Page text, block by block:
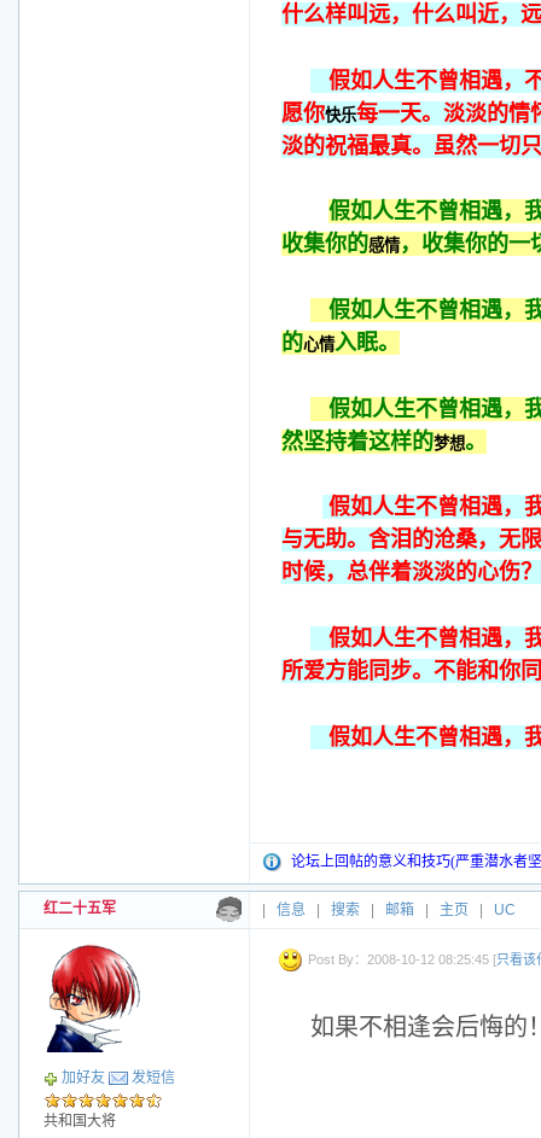
什么样叫远，什么叫近，
假如人生不曾相遇，
愿你快乐每一天。淡淡的情
淡的祝福最真。虽然一切
假如人生不曾相遇，
收集你的感情，收集你的一
假如人生不曾相遇，
的心情入眠。
假如人生不曾相遇，
然坚持着这样的梦想。
假如人生不曾相遇，
与无助。含泪的沧桑，无
时候，总伴着淡淡的心伤？
假如人生不曾相遇，
所爱方能同步。不能和你
假如人生不曾相遇，
论坛上回帖的意义和技巧(严重潜水者
红二十五军 信息 搜索 邮箱 主页 UC
加好友 发短信
共和国大将
Post By：2008-10-12 08:25:45 [只看该
如果不相逢会后悔的